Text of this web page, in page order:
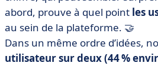
abord, prouve à quel point les
au sein de la plateforme. 🤝
Dans un même ordre d’idées,
utilisateur sur deux (44 %